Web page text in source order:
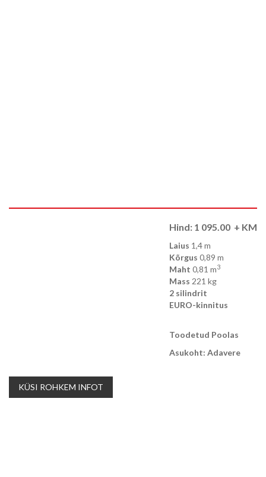
Hind: 1 095.00 + KM
Laius 1,4 m
Kõrgus 0,89 m
Maht 0,81 m3
Mass 221 kg
2 silindrit
EURO-kinnitus
Toodetud Poolas
Asukoht: Adavere
KÜSI ROHKEM INFOT